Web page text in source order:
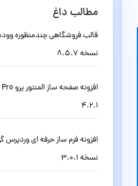
مطالب داغ
نسخه 8.5.7
4.2.1
نسخه 3.0.1